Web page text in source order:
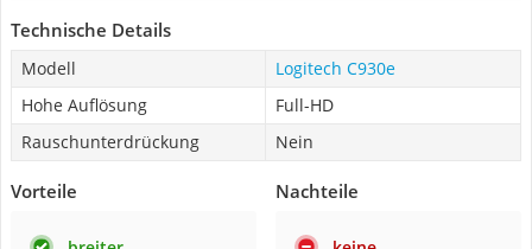
Technische Details
Modell
Logitech C930e
Hohe Auflösung
Full-HD
Rauschunterdrückung
Nein
Vorteile Nachteile